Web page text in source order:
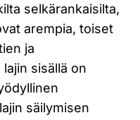
selkärankaisilta,
arempia, toiset
ja
sisällä on
säilymisen